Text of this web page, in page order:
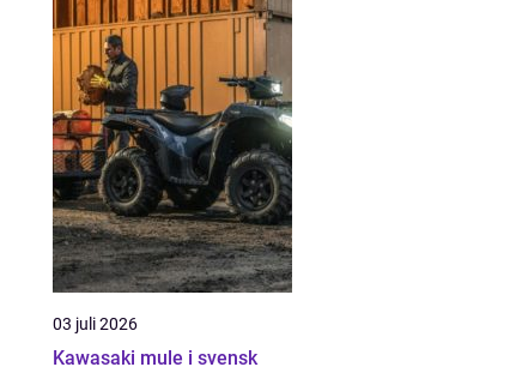
03 juli 2026
Kawasaki mule i svensk